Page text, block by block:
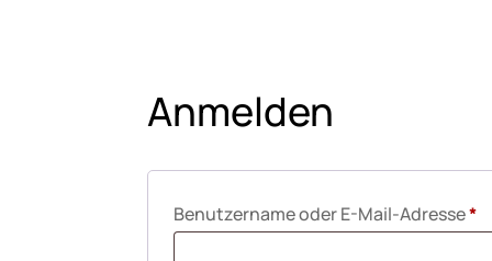
Anmelden
Benutzername oder E-Mail-Adresse*E